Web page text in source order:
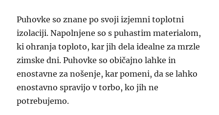
Puhovke so znane po svoji izjemni toplotni
izolaciji. Napolnjene so s puhastim materialom,
ki ohranja toploto, kar jih dela idealne za mrzle
zimske dni. Puhovke so običajno lahke in
enostavne za nošenje, kar pomeni, da se lahko
enostavno spravijo v torbo, ko jih ne
potrebujemo.